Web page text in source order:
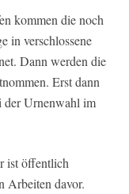
kommen die noch
in verschlossene
Dann werden die
Erst dann
der Urnenwahl im
ist öffentlich
Arbeiten davor.